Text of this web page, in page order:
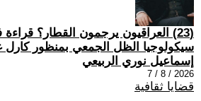
(23) العراقيون يرجمون القطار؟
سيكولوجيا الظل الجمعي بمنظور كارل
إسماعيل نوري الربيعي
2026 / 8 / 7
قضايا ثقافية